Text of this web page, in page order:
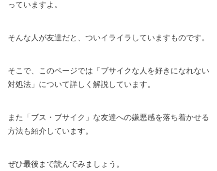
っていますよ。
そんな人が友達だと、ついイライラしていますものです。
そこで、このページでは「ブサイクな人を好きになれない
対処法」について詳しく解説しています。
また「ブス・ブサイク」な友達への嫌悪感を落ち着かせる
方法も紹介しています。
ぜひ最後まで読んでみましょう。